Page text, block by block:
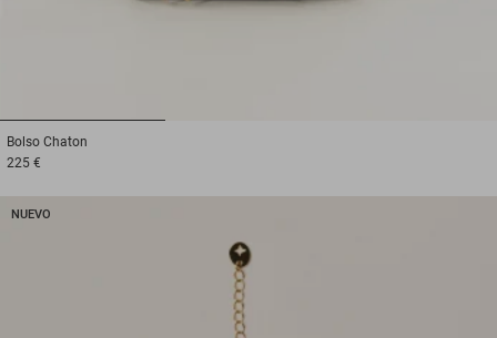
Bolso Chaton
225 €
NUEVO